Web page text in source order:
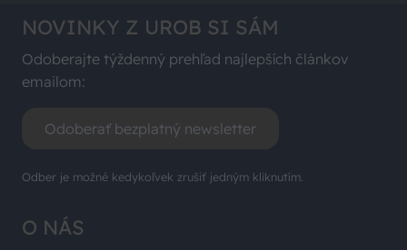
O NÁS
NOVINKY Z UROB SI SÁM
Odoberajte týždenný prehľad najlepších článkov
emailom:
Odoberať bezplatný newsletter
Odber je možné kedykoľvek zrušiť jedným kliknutím.